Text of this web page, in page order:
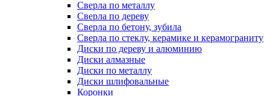
Сверла по металлу
Сверла по дереву
Сверла по бетону, зубила
Сверла по стеклу, керамике и керамограниту
Диски по дереву и алюминию
Диски алмазные
Диски по металлу
Диски шлифовальные
Коронки